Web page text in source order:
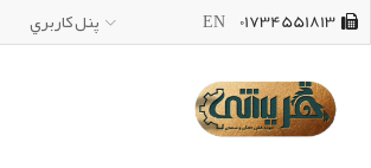
01734551813
EN پنل کاربري